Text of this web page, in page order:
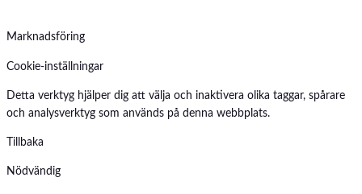
Marknadsföring
Cookie-inställningar
Detta verktyg hjälper dig att välja och inaktivera olika taggar, spårare
och analysverktyg som används på denna webbplats.
Tillbaka
Nödvändig